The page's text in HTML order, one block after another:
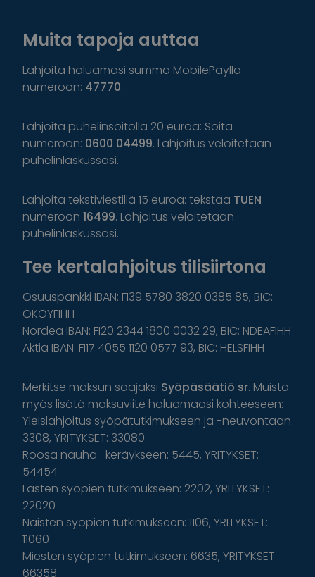
Muita tapoja auttaa
Lahjoita haluamasi summa MobilePaylla
numeroon: 47770.
Lahjoita puhelinsoitolla 20 euroa: Soita
numeroon: 0600 04499. Lahjoitus veloitetaan
puhelinlaskussasi.
Lahjoita tekstiviestillä 15 euroa: tekstaa TUEN
numeroon 16499. Lahjoitus veloitetaan
puhelinlaskussasi.
Tee kertalahjoitus tilisiirtona
Osuuspankki IBAN: FI39 5780 3820 0385 85, BIC:
OKOYFIHH
Nordea IBAN: FI20 2344 1800 0032 29, BIC: NDEAFIHH
Aktia IBAN: FI17 4055 1120 0577 93, BIC: HELSFIHH
Merkitse maksun saajaksi Syöpäsäätiö sr. Muista
myös lisätä maksuviite haluamaasi kohteeseen:
Yleislahjoitus syöpätutkimukseen ja -neuvontaan
3308, YRITYKSET: 33080
Roosa nauha -keräykseen: 5445, YRITYKSET:
54454
Lasten syöpien tutkimukseen: 2202, YRITYKSET:
22020
Naisten syöpien tutkimukseen: 1106, YRITYKSET:
11060
Miesten syöpien tutkimukseen: 6635, YRITYKSET
66358